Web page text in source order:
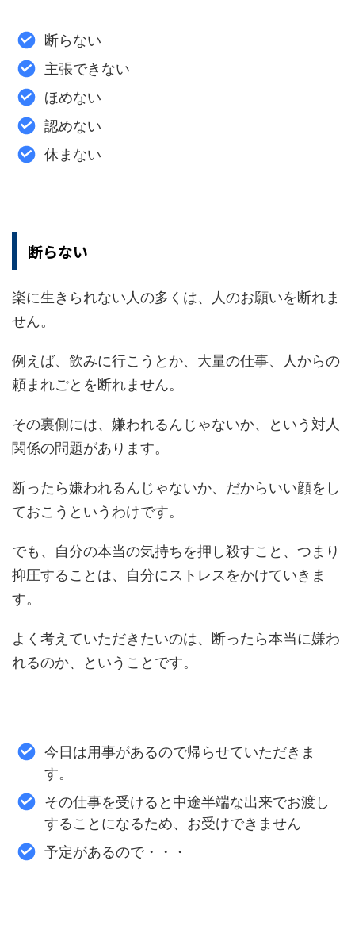
断らない
主張できない
ほめない
認めない
休まない
断らない
楽に生きられない人の多くは、人のお願いを断れま
せん。
例えば、飲みに行こうとか、大量の仕事、人からの
頼まれごとを断れません。
その裏側には、嫌われるんじゃないか、という対人
関係の問題があります。
断ったら嫌われるんじゃないか、だからいい顔をし
ておこうというわけです。
でも、自分の本当の気持ちを押し殺すこと、つまり
抑圧することは、自分にストレスをかけていきま
す。
よく考えていただきたいのは、断ったら本当に嫌わ
れるのか、ということです。
今日は用事があるので帰らせていただきま
す。
その仕事を受けると中途半端な出来でお渡し
することになるため、お受けできません
予定があるので・・・